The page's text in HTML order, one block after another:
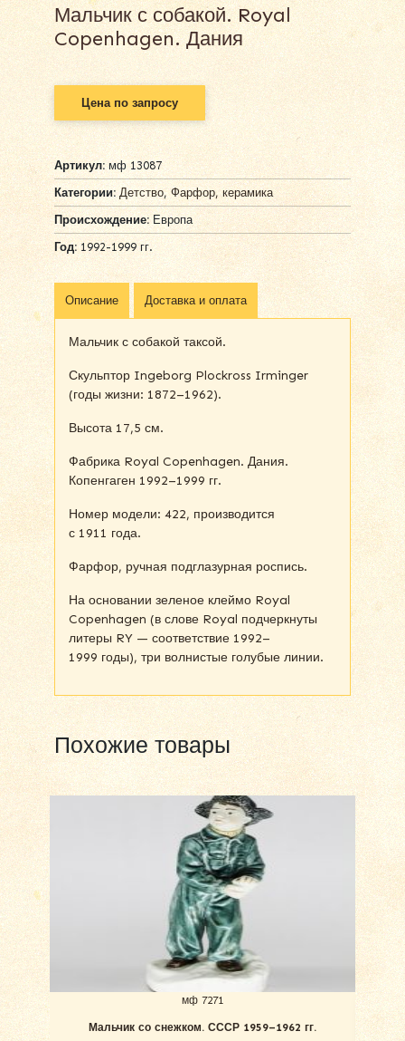
Мальчик с собакой. Royal
Copenhagen. Дания
Цена по запросу
Артикул:мф 13087
Категории: Детство,Фарфор, керамика
Происхождение: Европа
Год: 1992-1999 гг.
Описание Доставка и оплата
Мальчик с собакой таксой.
Скульптор Ingeborg Plockross Irminger
(годы жизни: 1872–1962).
Высота 17,5 см.
Фабрика Royal Copenhagen. Дания.
Копенгаген 1992–1999 гг.
Номер модели: 422, производится
с 1911 года.
Фарфор, ручная подглазурная роспись.
На основании зеленое клеймо Royal
Copenhagen (в слове Royal подчеркнуты
литеры RY — соответствие 1992–
1999 годы), три волнистые голубые линии.
Похожие товары
мф 7271
Мальчик со снежком. СССР 1959–1962 гг.